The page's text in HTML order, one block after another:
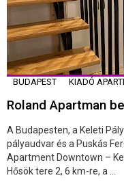
BUDAPEST KIADÓ
Roland Apartman
A Budapesten, a Keleti
pályaudvar és a Puskás
Apartment Downtown –
Hősök tere 2, 6 km-re, a ...